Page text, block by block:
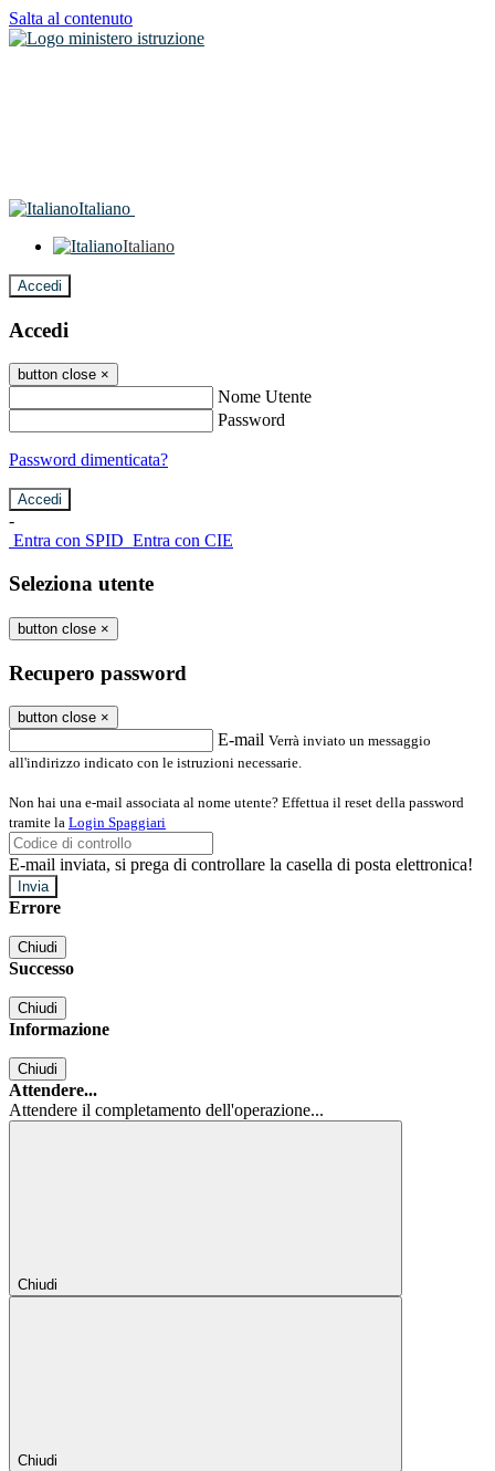
Salta al contenuto
Italiano
Italiano
Accedi
Accedi
button close ×
Nome Utente
Password
Password dimenticata?
-
Entra con SPID Entra con CIE
Seleziona utente
button close ×
Recupero password
button close ×
E-mail Verrà inviato un messaggio
all'indirizzo indicato con le istruzioni necessarie.
Non hai una e-mail associata al nome utente? Effettua il reset della password
tramite la Login Spaggiari
E-mail inviata, si prega di controllare la casella di posta elettronica!
Errore
Chiudi
Successo
Chiudi
Informazione
Chiudi
Attendere...
Attendere il completamento dell'operazione...
Chiudi
Chiudi